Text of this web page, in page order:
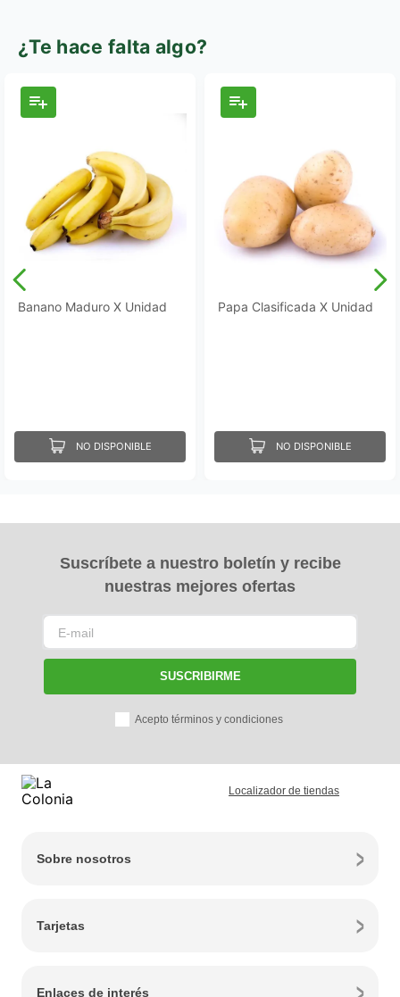
¿Te hace falta algo?
Banano Maduro X Unidad
NO DISPONIBLE
Papa Clasificada X Unidad
NO DISPONIBLE
Suscríbete a nuestro boletín y recibe
nuestras mejores ofertas
SUSCRIBIRME
Acepto términos y condiciones
Localizador de tiendas
Sobre nosotros
Tarjetas
Enlaces de interés